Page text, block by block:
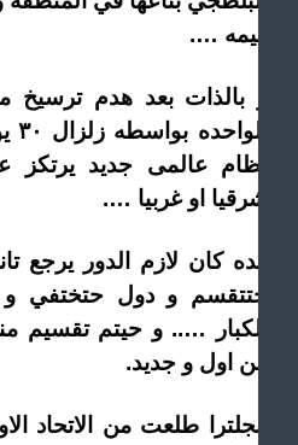
….
بالذات بعد هدم ترسيخ
الواحده
عالمى جديد يرتكز على
او غربيا ….
و دول حتختفي و
….. و حيتم تقسيم مناطق
اول و جديد.
طلعت من الاتحاد